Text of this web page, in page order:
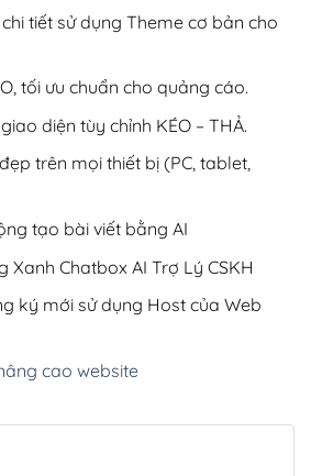
tiết sử dụng Theme cơ bản cho
tối ưu chuẩn cho quảng cáo.
diện tùy chỉnh KÉO – THẢ.
trên mọi thiết bị (PC, tablet,
tạo bài viết bằng AI
Xanh Chatbox AI Trợ Lý CSKH
ký mới sử dụng Host của Web
cao website